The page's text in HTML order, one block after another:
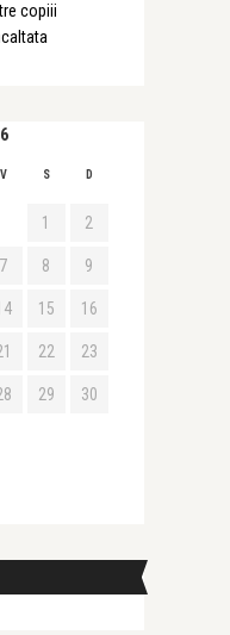
copiii
V S D
1 2
7 8 9
15 16
22 23
29 30